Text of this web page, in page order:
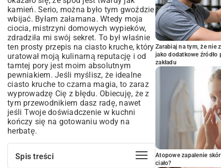
kamień. Serio, można było tym gwoździe
wbijać. Byłam załamana. Wtedy moja
ciocia, mistrzyni domowych wypieków,
zdradziła mi swój sekret. To był właśnie
ten prosty przepis na ciasto kruche, który
uratował moją kulinarną reputację i od
tamtej pory jest moim absolutnym
pewniakiem. Jeśli myślisz, że idealne
ciasto kruche to czarna magia, to zaraz
wyprowadzę Cię z błędu. Obiecuję, że z
tym przewodnikiem dasz radę, nawet
jeśli Twoje doświadczenie w kuchni
kończy się na gotowaniu wody na
herbatę.
Spis treści
Zarabiaj na tym, że nie
jako dodatkowe
zakładu
Atopowe zapalenie
ciało?